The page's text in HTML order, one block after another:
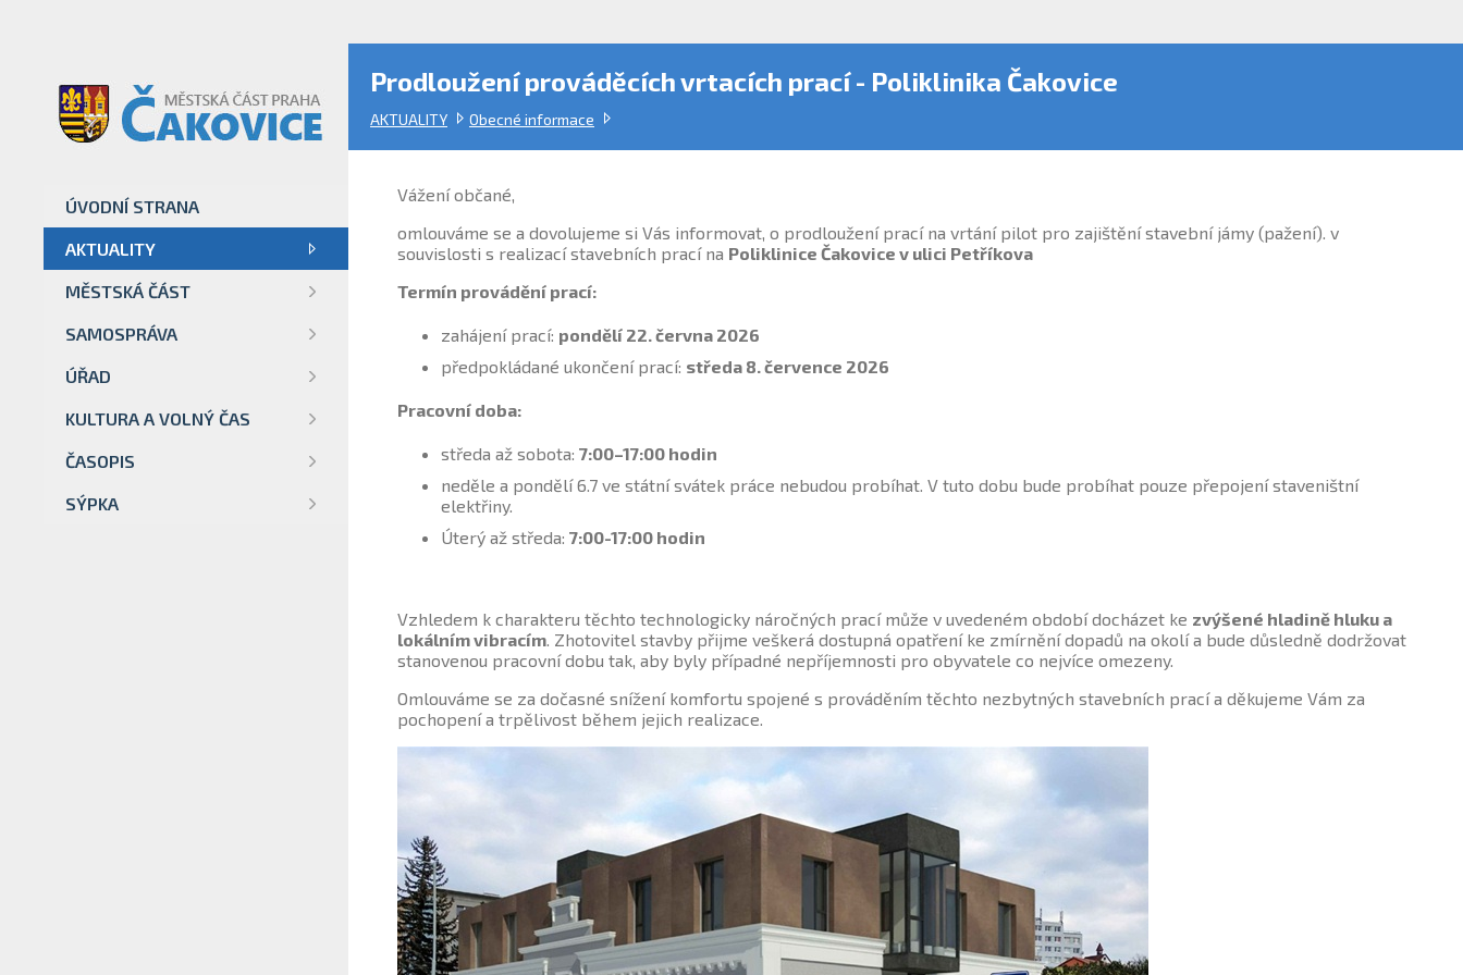
Prodloužení prováděcích vrtacích prací - Poliklinika Čakovice
AKTUALITY Obecné informace
ÚVODNÍ STRANA
AKTUALITY
MĚSTSKÁ ČÁST
SAMOSPRÁVA
ÚŘAD
KULTURA A VOLNÝ ČAS
ČASOPIS
SÝPKA
Vážení občané,
omlouváme se a dovolujeme si Vás informovat, o prodloužení prací na vrtání pilot pro zajištění stavební jámy (pažení). v
souvislosti s realizací stavebních prací na Poliklinice Čakovice v ulici Petříkova
Termín provádění prací:
zahájení prací: pondělí 22. června 2026
předpokládané ukončení prací: středa 8. července 2026
Pracovní doba:
středa až sobota: 7:00–17:00 hodin
neděle a pondělí 6.7 ve státní svátek práce nebudou probíhat. V tuto dobu bude probíhat pouze přepojení staveništní
elektřiny.
Úterý až středa: 7:00-17:00 hodin
Vzhledem k charakteru těchto technologicky náročných prací může v uvedeném období docházet ke zvýšené hladině hluku a
lokálním vibracím. Zhotovitel stavby přijme veškerá dostupná opatření ke zmírnění dopadů na okolí a bude důsledně dodržovat
stanovenou pracovní dobu tak, aby byly případné nepříjemnosti pro obyvatele co nejvíce omezeny.
Omlouváme se za dočasné snížení komfortu spojené s prováděním těchto nezbytných stavebních prací a děkujeme Vám za
pochopení a trpělivost během jejich realizace.